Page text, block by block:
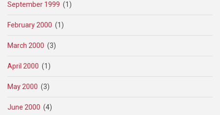
September 1999 (1)
February 2000 (1)
March 2000 (3)
April 2000 (1)
May 2000 (3)
June 2000 (4)